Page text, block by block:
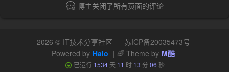
博主关闭了所有页面的评论
2026 © IT技术分享社区 - 苏ICP备20035473号
Powered by Halo | 🌈 Theme by M酷
已运行 1534天 11 时 13 分 06 秒